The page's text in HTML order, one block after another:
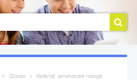
Glasba
Referati, seminarske naloge